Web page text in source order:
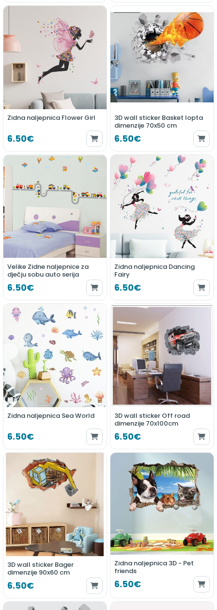
Zidna naljepnica Flower Girl
6.50€
3D wall sticker Basket lopta
dimenzije 70x50 cm
6.50€
Velike Zidne naljepnice za
dječju sobu auto serija
6.50€
Zidna naljepnica Dancing
Fairy
6.50€
Zidna naljepnica Sea World
6.50€
3D wall sticker Off road
dimenzije 70x100cm
6.50€
3D wall sticker Bager
dimenzije 90x60 cm
6.50€
Zidna naljepnica 3D - Pet
friends
6.50€